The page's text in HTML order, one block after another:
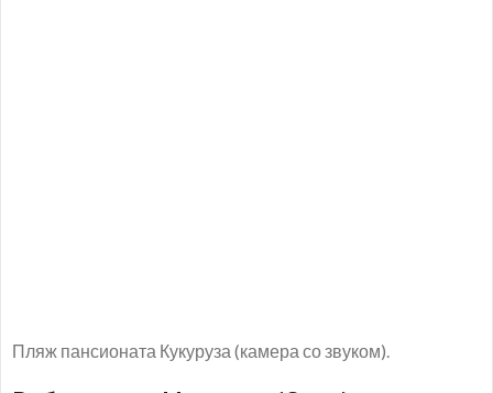
Пляж пансионата Кукуруза (камера со звуком).